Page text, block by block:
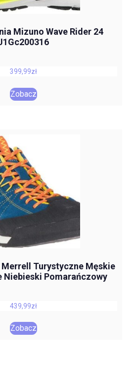
Mizuno Wave Rider 24
399,99zł
Zobacz
Turystyczne Męskie
Niebieski Pomarańczowy
439,99zł
Zobacz